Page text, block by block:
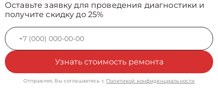
Оставьте заявку для проведения диагностики и
получите скидку до 25%
Узнать стоимость ремонта
Отправляя, Вы соглашаетесь с Политикой конфиденциальности